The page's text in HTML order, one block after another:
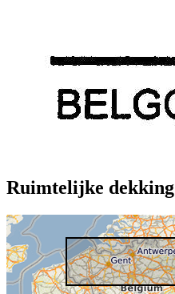
Ruimtelijke dekking